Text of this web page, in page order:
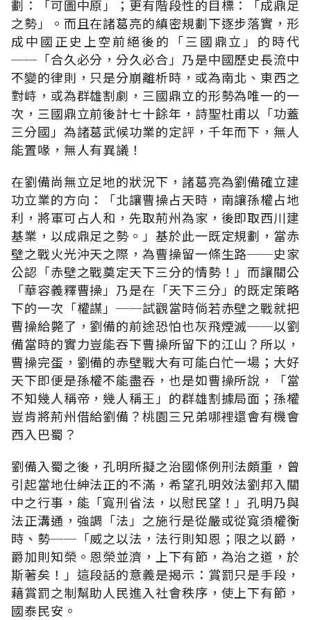
劃：「可圖中原」；更有階段性的目標：「成鼎足
之勢」。而且在諸葛亮的縝密規劃下逐步落實，形
成中國正史上空前絕後的「三國鼎立」的時代
──「合久必分，分久必合」乃是中國歷史長流中
不變的律則，只是分崩離析時，或為南北、東西之
對峙，或為群雄割劇，三國鼎立的形勢為唯一的一
次，三國鼎立前後計七十餘年，詩聖杜甫以「功蓋
三分國」為諸葛武候功業的定評，千年而下，無人
能置喙，無人有異議！
在劉備尚無立足地的狀況下，諸葛亮為劉備確立建
功立業的方向：「北讓曹操占天時，南讓孫權占地
利，將軍可占人和，先取荊州為家，後即取西川建
基業，以成鼎足之勢。」基於此一既定規劃，當赤
壁之戰火光沖天之際，為曹操留一條生路──史家
公認「赤壁之戰奠定天下三分的情勢！」而讓關公
「華容義釋曹操」乃是在「天下三分」的既定策略
下的一次「權謀」──試觀當時倘若赤壁之戰就把
曹操給斃了，劉備的前途恐怕也灰飛煙滅──以劉
備當時的實力豈能吞下曹操所留下的江山？所以，
曹操完蛋，劉備的赤壁戰大有可能白忙一場；大好
天下即便是孫權不能盡吞，也是如曹操所說，「當
不知幾人稱帝，幾人稱王」的群雄割據局面；孫權
豈肯將荊州借給劉備？桃園三兄弟哪裡還會有機會
西入巴蜀？
劉備入蜀之後，孔明所擬之治國條例刑法頗重，曾
引起當地仕紳法正的不滿，希望孔明效法劉邦入關
中之行事，能「寬刑省法，以慰民望！」孔明乃與
法正溝通，強調「法」之施行是從嚴或從寬須權衡
時、勢──「威之以法，法行則知恩；限之以爵，
爵加則知榮。恩榮並濟，上下有節，為治之道，於
斯著矣！」這段話的意義是揭示：賞罰只是手段，
藉賞罰之制幫助人民進入社會秩序，使上下有節，
國泰民安。